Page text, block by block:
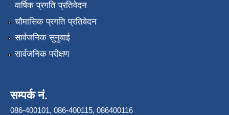
वार्षिक प्रगति प्रतिवेदन
चौमासिक प्रगति प्रतिवेदन
सार्वजनिक सुनुवाई
सार्वजनिक परीक्षण
सम्पर्क नं.
086-400101, 086-400115, 086400116